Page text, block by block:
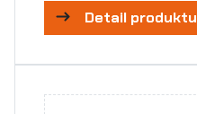
Detail produktu